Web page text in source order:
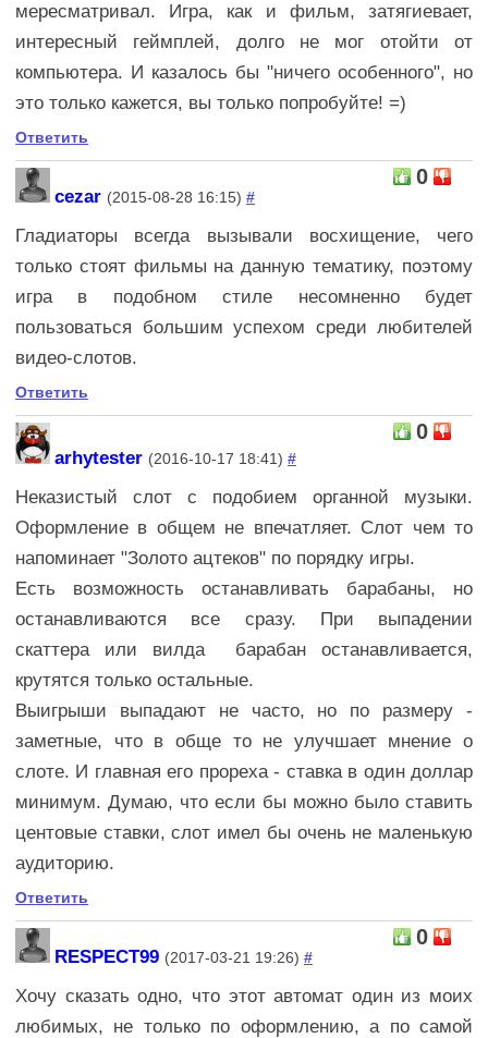
мересматривал. Игра, как и фильм, затягиевает,
интересный геймплей, долго не мог отойти от
компьютера. И казалось бы "ничего особенного", но
это только кажется, вы только попробуйте! =)
Ответить
cezar (2015-08-28 16:15) #
0
Гладиаторы всегда вызывали восхищение, чего
только стоят фильмы на данную тематику, поэтому
игра в подобном стиле несомненно будет
пользоваться большим успехом среди любителей
видео-слотов.
Ответить
arhytester (2016-10-17 18:41) #
0
Неказистый слот с подобием органной музыки.
Оформление в общем не впечатляет. Слот чем то
напоминает "Золото ацтеков" по порядку игры.
Есть возможность останавливать барабаны, но
останавливаются все сразу. При выпадении
скаттера или вилда барабан останавливается,
крутятся только остальные.
Выигрыши выпадают не часто, но по размеру -
заметные, что в обще то не улучшает мнение о
слоте. И главная его прореха - ставка в один доллар
минимум. Думаю, что если бы можно было ставить
центовые ставки, слот имел бы очень не маленькую
аудиторию.
Ответить
RESPECT99 (2017-03-21 19:26) #
0
Хочу сказать одно, что этот автомат один из моих
любимых, не только по оформлению, а по самой